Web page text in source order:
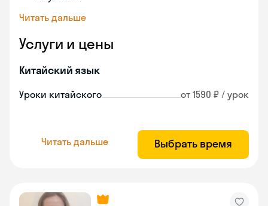
Читать дальше
Услуги и цены
Китайский язык
Уроки китайского от 1590 ₽ / урок
Читать дальше Выбрать время